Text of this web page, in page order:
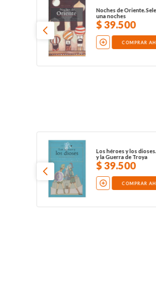
Noches de Oriente.
una noches
$39.500
COMPRAR
Los héroes y los
y la Guerra de Troya
$39.500
COMPRAR